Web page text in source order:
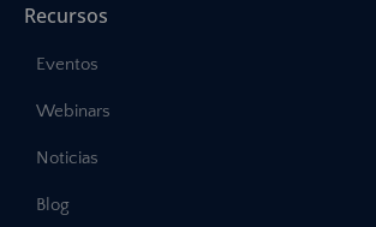
Recursos
Eventos
Webinars
Noticias
Blog